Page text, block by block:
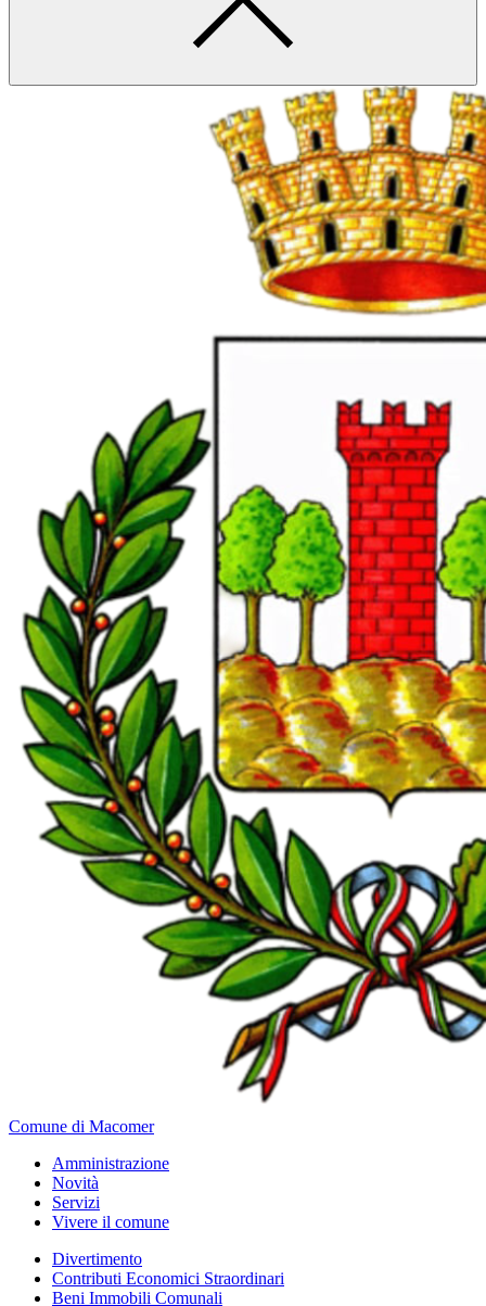
Comune di Macomer
Amministrazione
Novità
Servizi
Vivere il comune
Divertimento
Contributi Economici Straordinari
Beni Immobili Comunali